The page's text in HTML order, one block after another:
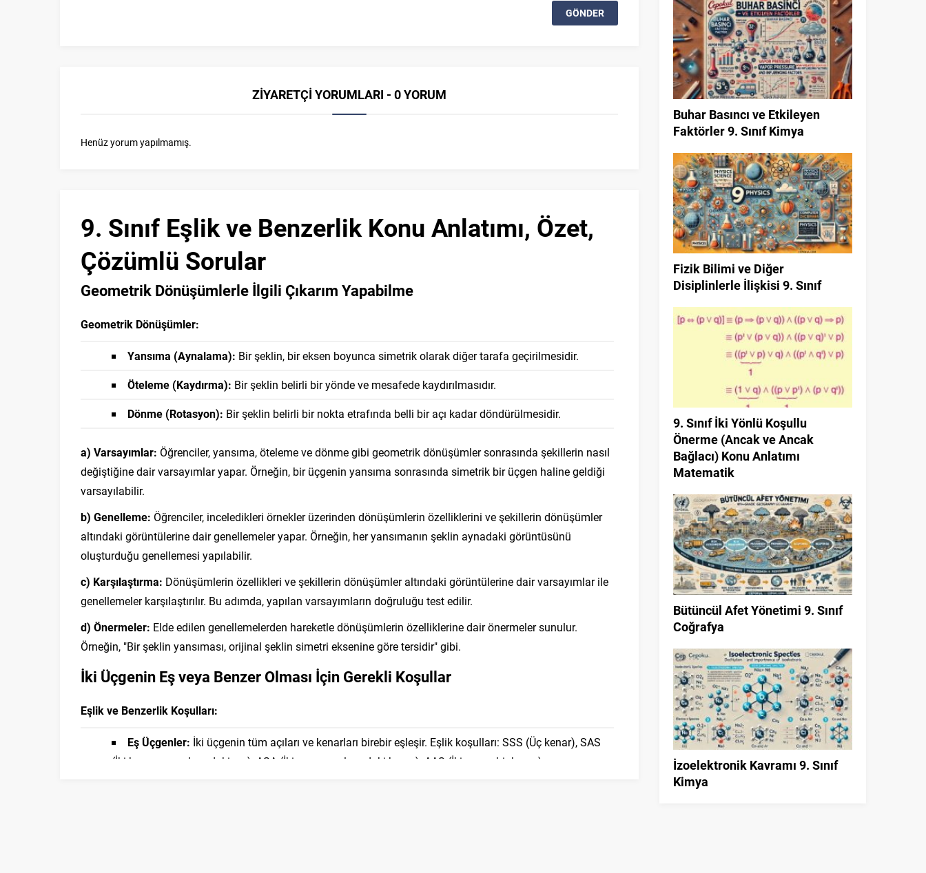
ZİYARETÇİ YORUMLARI - 0 YORUM
Henüz yorum yapılmamış.
9. Sınıf Eşlik ve Benzerlik Konu Anlatımı, Özet,
Çözümlü Sorular
Geometrik Dönüşümlerle İlgili Çıkarım Yapabilme
Geometrik Dönüşümler:
Yansıma (Aynalama): Bir şeklin, bir eksen boyunca simetrik olarak diğer tarafa geçirilmesidir.
Öteleme (Kaydırma): Bir şeklin belirli bir yönde ve mesafede kaydırılmasıdır.
Dönme (Rotasyon): Bir şeklin belirli bir nokta etrafında belli bir açı kadar döndürülmesidir.
a) Varsayımlar: Öğrenciler, yansıma, öteleme ve dönme gibi geometrik dönüşümler sonrasında şekillerin nasıl
değiştiğine dair varsayımlar yapar. Örneğin, bir üçgenin yansıma sonrasında simetrik bir üçgen haline geldiği
varsayılabilir.
b) Genelleme: Öğrenciler, inceledikleri örnekler üzerinden dönüşümlerin özelliklerini ve şekillerin dönüşümler
altındaki görüntülerine dair genellemeler yapar. Örneğin, her yansımanın şeklin aynadaki görüntüsünü
oluşturduğu genellemesi yapılabilir.
c) Karşılaştırma: Dönüşümlerin özellikleri ve şekillerin dönüşümler altındaki görüntülerine dair varsayımlar ile
genellemeler karşılaştırılır. Bu adımda, yapılan varsayımların doğruluğu test edilir.
d) Önermeler: Elde edilen genellemelerden hareketle dönüşümlerin özelliklerine dair önermeler sunulur.
Örneğin, "Bir şeklin yansıması, orijinal şeklin simetri eksenine göre tersidir" gibi.
İki Üçgenin Eş veya Benzer Olması İçin Gerekli Koşullar
Eşlik ve Benzerlik Koşulları:
Eş Üçgenler: İki üçgenin tüm açıları ve kenarları birebir eşleşir. Eşlik koşulları: SSS (Üç kenar), SAS
(İki kenar ve aralarındaki açı), ASA (İki açı ve aralarındaki kenar), AAS (İki açı ve bir kenar).
Buhar Basıncı ve Etkileyen
Faktörler 9. Sınıf Kimya
Fizik Bilimi ve Diğer
Disiplinlerle İlişkisi 9. Sınıf
9. Sınıf İki Yönlü Koşullu
Önerme (Ancak ve Ancak
Bağlacı) Konu Anlatımı
Matematik
Bütüncül Afet Yönetimi 9. Sınıf
Coğrafya
İzoelektronik Kavramı 9. Sınıf
Kimya